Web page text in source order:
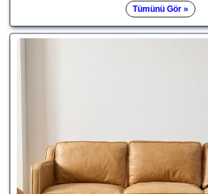
Tümünü Gör »